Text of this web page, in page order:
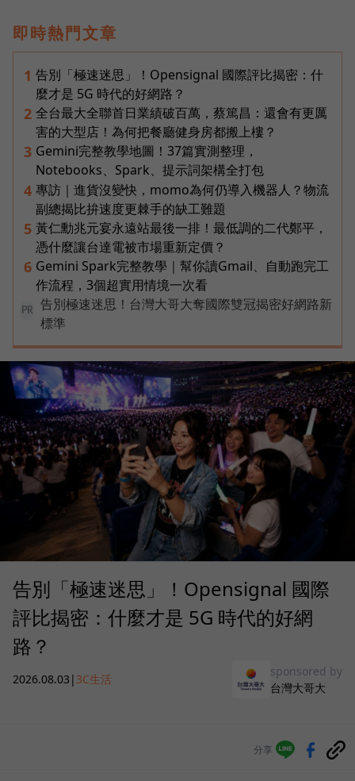
即時熱門文章
1 告別「極速迷思」！Opensignal 國際評比揭密：什
麼才是 5G 時代的好網路？
2 全台最大全聯首日業績破百萬，蔡篤昌：還會有更厲
害的大型店！為何把餐廳健身房都搬上樓？
3 Gemini完整教學地圖！37篇實測整理，
Notebooks、Spark、提示詞架構全打包
4 專訪｜進貨沒變快，momo為何仍導入機器人？物流
副總揭比拚速度更棘手的缺工難題
5 黃仁勳兆元宴永遠站最後一排！最低調的二代鄭平，
憑什麼讓台達電被市場重新定價？
6 Gemini Spark完整教學｜幫你讀Gmail、自動跑完工
作流程，3個超實用情境一次看
PR
告別極速迷思！台灣大哥大奪國際雙冠揭密好網路新
標準
告別「極速迷思」！Opensignal 國際
評比揭密：什麼才是 5G 時代的好網
路？
2026.08.03 | 3C生活
sponsored by
台灣大哥大
分享